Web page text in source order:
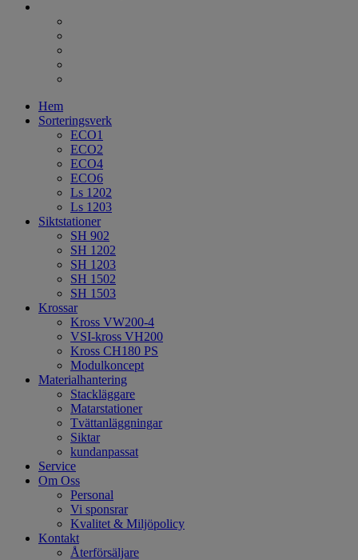
Hem
Sorteringsverk
ECO1
ECO2
ECO4
ECO6
Ls 1202
Ls 1203
Siktstationer
SH 902
SH 1202
SH 1203
SH 1502
SH 1503
Krossar
Kross VW200-4
VSI-kross VH200
Kross CH180 PS
Modulkoncept
Materialhantering
Stackläggare
Matarstationer
Tvättanläggningar
Siktar
kundanpassat
Service
Om Oss
Personal
Vi sponsrar
Kvalitet & Miljöpolicy
Kontakt
Återförsäljare